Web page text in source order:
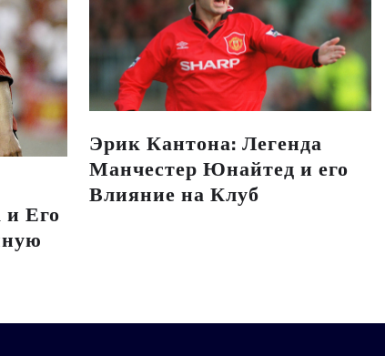
Его
Эрик Кантона: Легенда
Манчестер Юнайтед и его
Влияние на Клуб